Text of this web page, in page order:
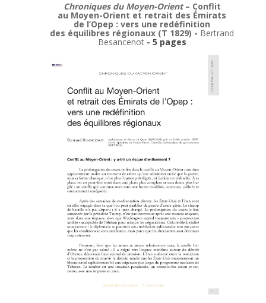
Chroniques du Moyen-Orient– Conflit
au Moyen-Orient et retrait des Émirats
de l’Opep : vers une redéfinition
des équilibres régionaux (T 1829) - Bertrand
Besancenot- 5 pages